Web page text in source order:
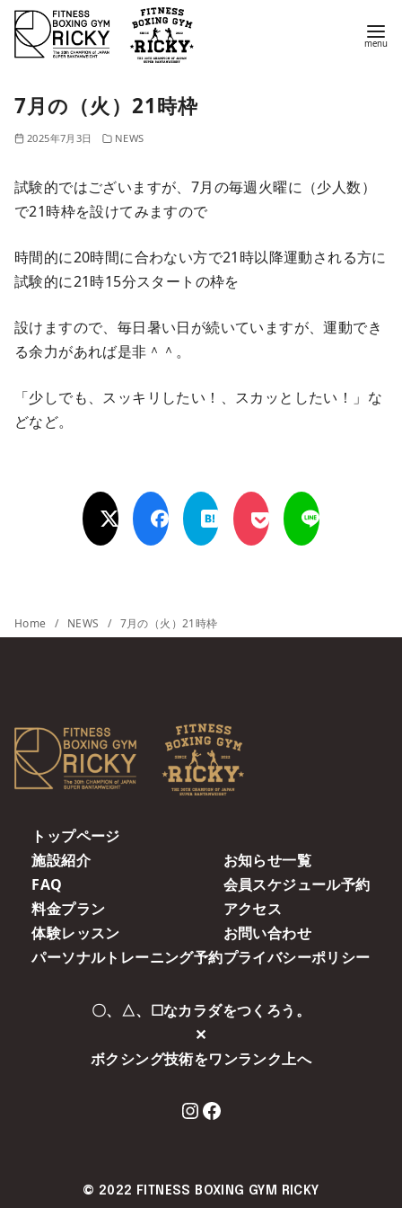
7月の（火）21時枠
2025年7月3日 NEWS
試験的ではございますが、7月の毎週火曜に（少人数）
で21時枠を設けてみますので
時間的に20時間に合わない方で21時以降運動される方に
試験的に21時15分スタートの枠を
設けますので、毎日暑い日が続いていますが、運動でき
る余力があれば是非＾＾。
「少しでも、スッキリしたい！、スカッとしたい！」な
どなど。
Home NEWS 7月の（火）21時枠
トップページ
施設紹介
FAQ
料金プラン
体験レッスン
パーソナルトレーニング予約
お知らせ一覧
会員スケジュール予約
アクセス
お問い合わせ
プライバシーポリシー
〇、△、☐なカラダをつくろう。
✕
ボクシング技術をワンランク上へ
InstagramFacebook
© 2022 FITNESS BOXING GYM RICKY